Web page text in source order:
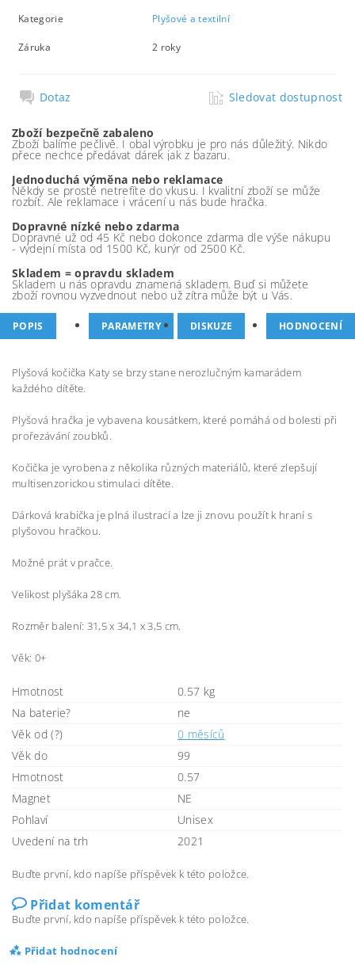
Kategorie Plyšové a textilní
Záruka 2 roky
Dotaz Sledovat dostupnost
Zboží bezpečně zabaleno
Zboží balíme pečlivě. I obal výrobku je pro nás důležitý. Nikdo
přece nechce předávat dárek jak z bazaru.
Jednoduchá výměna nebo reklamace
Někdy se prostě netrefíte do vkusu. I kvalitní zboží se může
rozbít. Ale reklamace i vrácení u nás bude hračka.
Dopravné nízké nebo zdarma
Dopravné už od 45 Kč nebo dokonce zdarma dle výše nákupu
- výdejní místa od 1500 Kč, kurýr od 2500 Kč.
Skladem = opravdu skladem
Skladem u nás opravdu znamená skladem. Buď si můžete
zboží rovnou vyzvednout nebo už zítra může být u Vás.
POPIS PARAMETRY DISKUZE HODNOCENÍ
Plyšová kočička Katy se brzy stane nerozlučným kamarádem
každého dítěte.
Plyšová hračka je vybavena kousátkem, které pomáhá od bolesti při
prořezávání zoubků.
Kočička je vyrobena z několika různých materiálů, které zlepšují
multisenzorickou stimulaci dítěte.
Dárková krabička je plná ilustrací a lze ji znovu použít k hraní s
plyšovou hračkou.
Možné prát v pračce.
Velikost plyšáka 28 cm.
Rozměr balení: 31,5 x 34,1 x 3,5 cm.
Věk: 0+
Hmotnost
0.57 kg
Na baterie?
ne
Věk od (?)
0 měsíců
Věk do
99
Hmotnost
0.57
Magnet
NE
Pohlaví
Unisex
Uvedení na trh
2021
Buďte první, kdo napíše příspěvek k této položce.
Přidat komentář
Buďte první, kdo napíše příspěvek k této položce.
Přidat hodnocení